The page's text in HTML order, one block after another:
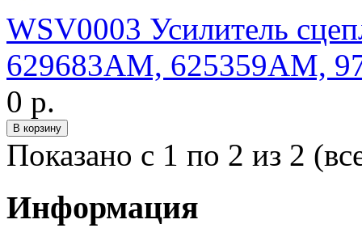
WSV0003 Усилитель
629683AM, 625359AM,
0 р.
Показано с 1 по 2 из 2
Информация